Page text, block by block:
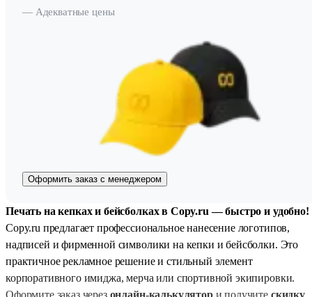
— Адекватные цены
Оформить заказ с менеджером
Печать на кепках и бейсболках в Copy.ru — быстро и удобно!
Copy.ru предлагает профессиональное нанесение логотипов,
надписей и фирменной символики на кепки и бейсболки. Это
практичное рекламное решение и стильный элемент
корпоративного имиджа, мерча или спортивной экипировки.
Оформите заказ через онлайн-калькулятори получите скидку